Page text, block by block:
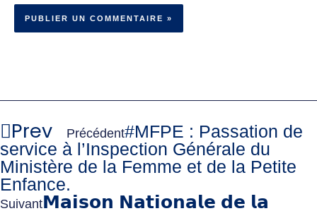
Prev Précédent#MFPE : Passation de
service à l’Inspection Générale du
Ministère de la Femme et de la Petite
Enfance.
Suivant𝗠𝗮𝗶𝘀𝗼𝗻 𝗡𝗮𝘁𝗶𝗼𝗻𝗮𝗹𝗲 𝗱𝗲 𝗹𝗮